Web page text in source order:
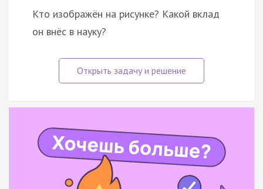
Кто изображён на рисунке? Какой вклад
он внёс в науку?